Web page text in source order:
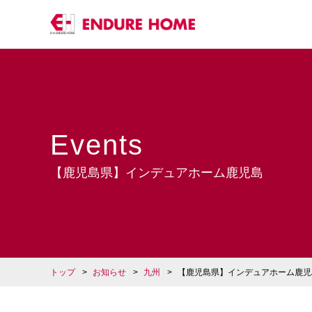
Events
【鹿児島県】インデュアホーム鹿児島
トップ お知らせ 九州 【鹿児島県】インデュアホーム鹿